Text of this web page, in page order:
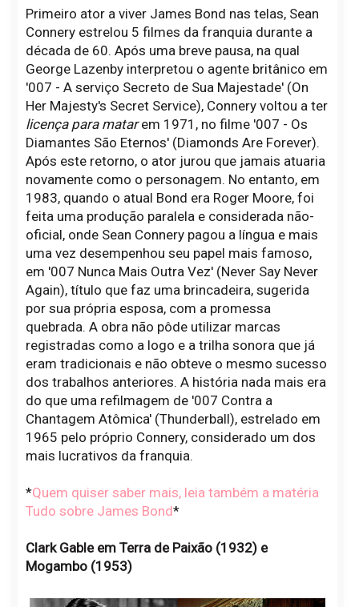
Primeiro ator a viver James Bond nas telas, Sean
Connery estrelou 5 filmes da franquia durante a
década de 60. Após uma breve pausa, na qual
George Lazenby interpretou o agente britânico em
'007 - A serviço Secreto de Sua Majestade' (On
Her Majesty's Secret Service), Connery voltou a ter
licença para matarem 1971, no filme '007 - Os
Diamantes São Eternos' (Diamonds Are Forever).
Após este retorno, o ator jurou que jamais atuaria
novamente como o personagem. No entanto, em
1983, quando o atual Bond era Roger Moore, foi
feita uma produção paralela e considerada não-
oficial, onde Sean Connery pagou a língua e mais
uma vez desempenhou seu papel mais famoso,
em '007 Nunca Mais Outra Vez' (Never Say Never
Again), título que faz uma brincadeira, sugerida
por sua própria esposa, com a promessa
quebrada. A obra não pôde utilizar marcas
registradas como a logo e a trilha sonora que já
eram tradicionais e não obteve o mesmo sucesso
dos trabalhos anteriores. A história nada mais era
do que uma refilmagem de '007 Contra a
Chantagem Atômica' (Thunderball), estrelado em
1965 pelo próprio Connery, considerado um dos
mais lucrativos da franquia.
*Quem quiser saber mais, leia também a matéria
Tudo sobre James Bond*
Clark Gable em Terra de Paixão (1932) e
Mogambo (1953)